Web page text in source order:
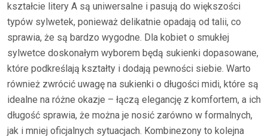
kształcie litery A są uniwersalne i pasują do większości
typów sylwetek, ponieważ delikatnie opadają od talii, co
sprawia, że są bardzo wygodne. Dla kobiet o smukłej
sylwetce doskonałym wyborem będą sukienki dopasowane,
które podkreślają kształty i dodają pewności siebie. Warto
również zwrócić uwagę na sukienki o długości midi, które są
idealne na różne okazje – łączą elegancję z komfortem, a ich
długość sprawia, że można je nosić zarówno w formalnych,
jak i mniej oficjalnych sytuacjach. Kombinezony to kolejna